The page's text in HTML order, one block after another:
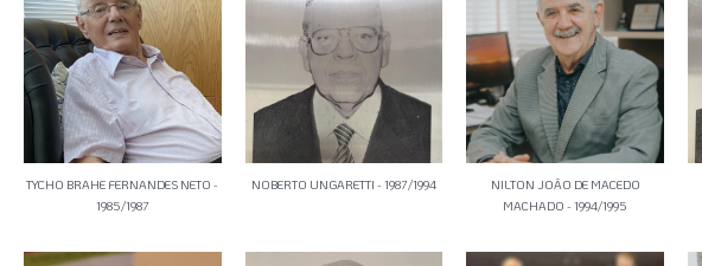
TYCHO BRAHE FERNANDES NETO -
1985/1987
NOBERTO UNGARETTI - 1987/1994
NILTON JOÃO DE MACEDO
MACHADO - 1994/1995